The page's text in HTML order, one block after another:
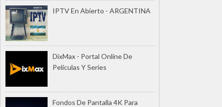
IPTV En Abierto - ARGENTINA
DixMax - Portal Online De
Películas Y Series
Fondos De Pantalla 4K Para